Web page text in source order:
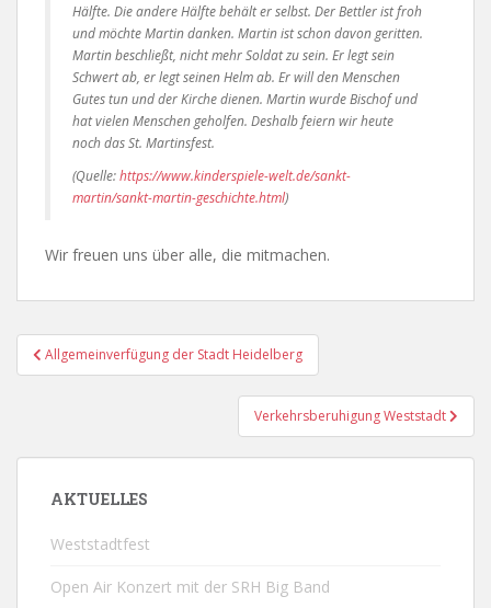
Hälfte. Die andere Hälfte behält er selbst. Der Bettler ist froh
und möchte Martin danken. Martin ist schon davon geritten.
Martin beschließt, nicht mehr Soldat zu sein. Er legt sein
Schwert ab, er legt seinen Helm ab. Er will den Menschen
Gutes tun und der Kirche dienen. Martin wurde Bischof und
hat vielen Menschen geholfen. Deshalb feiern wir heute
noch das St. Martinsfest.
(Quelle:https://www.kinderspiele-welt.de/sankt-
martin/sankt-martin-geschichte.html)
Wir freuen uns über alle, die mitmachen.
Beitragsnavigation
Allgemeinverfügung der Stadt Heidelberg
Verkehrsberuhigung Weststadt
AKTUELLES
Weststadtfest
Open Air Konzert mit der SRH Big Band